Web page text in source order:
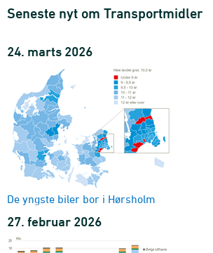
sæsonkorrigering
2004M01-2026M06 - Antal
køretøjstype og enhed
2000M01-2026M06 - Antal
Nyregistrerede personbiler
energieffektivitet, ejerforhold og drivmiddel
1997M07-2025M12
Nyregistrerede benzindrevne personbiler
kilometer pr. liter og ejerforhold
1997H2-2025H2 - Antal
Nyregistrerede dieseldrevne personbiler
1997H2-2025H2 - Antal
Biler og deres CO2-udledning
Seneste nyt om Transportmidler
24. marts 2026
De yngste biler bor i Hørsholm
27. februar 2026